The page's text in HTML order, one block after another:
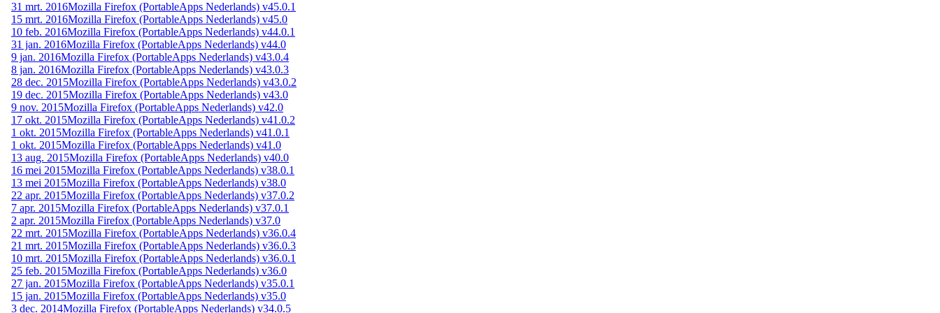
31 mrt. 2016Mozilla Firefox (PortableApps Nederlands) v45.0.1
15 mrt. 2016Mozilla Firefox (PortableApps Nederlands) v45.0
10 feb. 2016Mozilla Firefox (PortableApps Nederlands) v44.0.1
31 jan. 2016Mozilla Firefox (PortableApps Nederlands) v44.0
9 jan. 2016Mozilla Firefox (PortableApps Nederlands) v43.0.4
8 jan. 2016Mozilla Firefox (PortableApps Nederlands) v43.0.3
28 dec. 2015Mozilla Firefox (PortableApps Nederlands) v43.0.2
19 dec. 2015Mozilla Firefox (PortableApps Nederlands) v43.0
9 nov. 2015Mozilla Firefox (PortableApps Nederlands) v42.0
17 okt. 2015Mozilla Firefox (PortableApps Nederlands) v41.0.2
1 okt. 2015Mozilla Firefox (PortableApps Nederlands) v41.0.1
1 okt. 2015Mozilla Firefox (PortableApps Nederlands) v41.0
13 aug. 2015Mozilla Firefox (PortableApps Nederlands) v40.0
16 mei 2015Mozilla Firefox (PortableApps Nederlands) v38.0.1
13 mei 2015Mozilla Firefox (PortableApps Nederlands) v38.0
22 apr. 2015Mozilla Firefox (PortableApps Nederlands) v37.0.2
7 apr. 2015Mozilla Firefox (PortableApps Nederlands) v37.0.1
2 apr. 2015Mozilla Firefox (PortableApps Nederlands) v37.0
22 mrt. 2015Mozilla Firefox (PortableApps Nederlands) v36.0.4
21 mrt. 2015Mozilla Firefox (PortableApps Nederlands) v36.0.3
10 mrt. 2015Mozilla Firefox (PortableApps Nederlands) v36.0.1
25 feb. 2015Mozilla Firefox (PortableApps Nederlands) v36.0
27 jan. 2015Mozilla Firefox (PortableApps Nederlands) v35.0.1
15 jan. 2015Mozilla Firefox (PortableApps Nederlands) v35.0
3 dec. 2014Mozilla Firefox (PortableApps Nederlands) v34.0.5